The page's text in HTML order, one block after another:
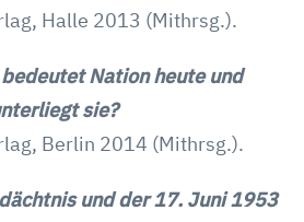
Halle 2013 (Mithrsg.).
Nation heute und
sie?
Berlin 2014 (Mithrsg.).
und der 17. Juni 1953